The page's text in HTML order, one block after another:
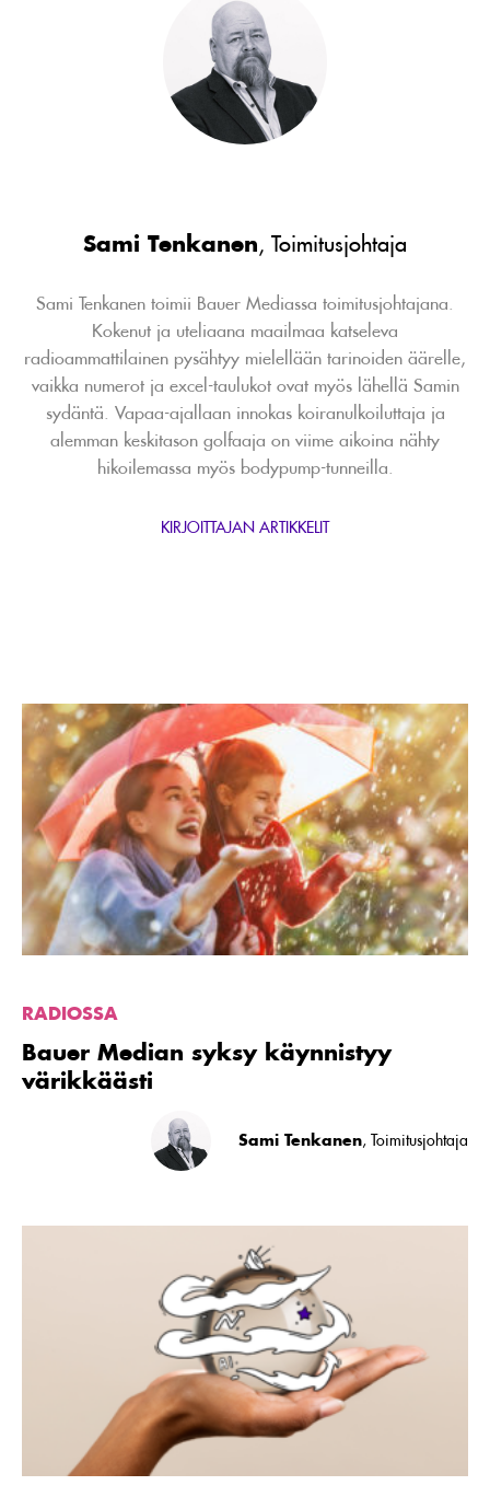
Sami Tenkanen, Toimitusjohtaja
Sami Tenkanen toimii Bauer Mediassa toimitusjohtajana.
Kokenut ja uteliaana maailmaa katseleva
radioammattilainen pysähtyy mielellään tarinoiden äärelle,
vaikka numerot ja excel-taulukot ovat myös lähellä Samin
sydäntä. Vapaa-ajallaan innokas koiranulkoiluttaja ja
alemman keskitason golfaaja on viime aikoina nähty
hikoilemassa myös bodypump-tunneilla.
KIRJOITTAJAN ARTIKKELIT
Lue
artikkeli
Bauer
Median
syksy
käynnistyy
värikkäästi
RADIOSSA
Bauer Median syksy käynnistyy
värikkäästi
Sami Tenkanen, Toimitusjohtaja